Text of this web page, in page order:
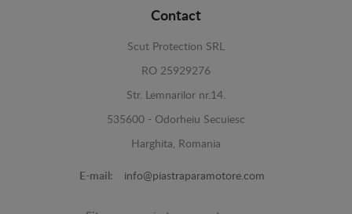
Contact
Scut Protection SRL
RO 25929276
Str. Lemnarilor nr.14.
535600 - Odorheiu Secuiesc
Harghita, Romania
E-mail: info@piastraparamotore.com